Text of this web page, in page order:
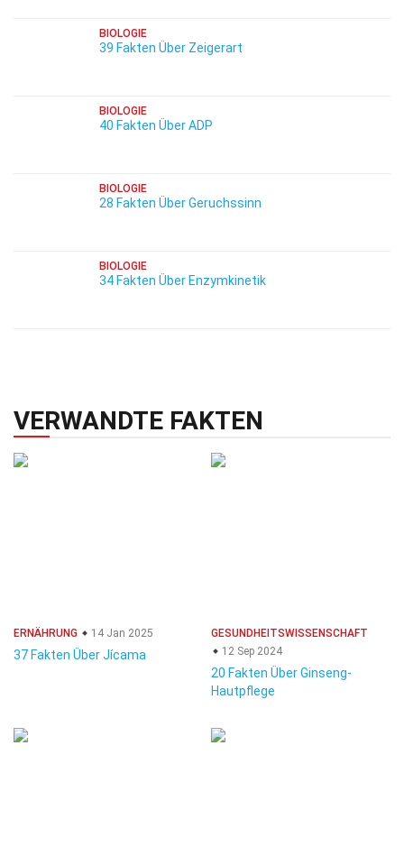
BIOLOGIE
39 Fakten Über Zeigerart
BIOLOGIE
40 Fakten Über ADP
BIOLOGIE
28 Fakten Über Geruchssinn
BIOLOGIE
34 Fakten Über Enzymkinetik
VERWANDTE FAKTEN
ERNÄHRUNG 14 Jan 2025
37 Fakten Über Jícama
GESUNDHEITSWISSENSCHAFT
12 Sep 2024
20 Fakten Über Ginseng-
Hautpflege